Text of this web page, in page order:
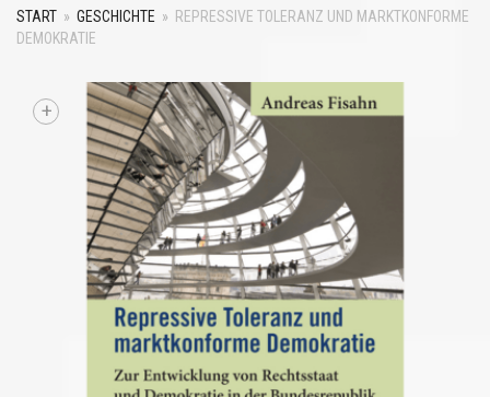
START » GESCHICHTE » REPRESSIVE TOLERANZ UND MARKTKONFORME
DEMOKRATIE
+